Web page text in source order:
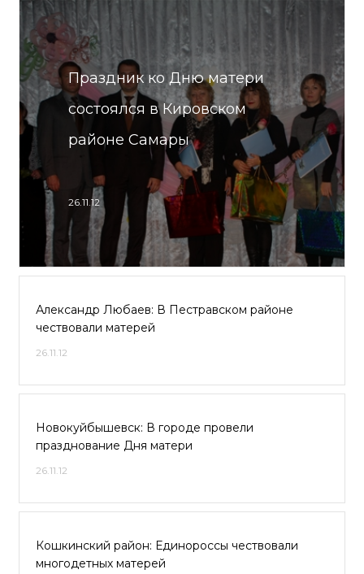
Праздник ко Дню матери
состоялся в Кировском
районе Самары
26.11.12
Александр Любаев: В Пестравском районе
чествовали матерей
26.11.12
Новокуйбышевск: В городе провели
празднование Дня матери
26.11.12
Кошкинский район: Единороссы чествовали
многодетных матерей